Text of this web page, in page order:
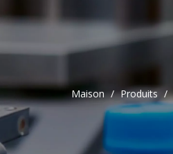
Maison / Produits /